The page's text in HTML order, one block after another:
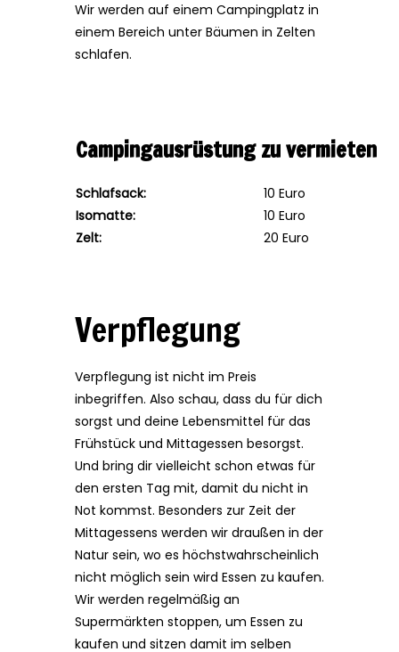
Wir werden auf einem Campingplatz in
einem Bereich unter Bäumen in Zelten
schlafen.
Campingausrüstung zu vermieten
Schlafsack:
10 Euro
Isomatte:
10 Euro
Zelt:
20 Euro
Verpflegung
Verpflegung ist nicht im Preis
inbegriffen. Also schau, dass du für dich
sorgst und deine Lebensmittel für das
Frühstück und Mittagessen besorgst.
Und bring dir vielleicht schon etwas für
den ersten Tag mit, damit du nicht in
Not kommst. Besonders zur Zeit der
Mittagessens werden wir draußen in der
Natur sein, wo es höchstwahrscheinlich
nicht möglich sein wird Essen zu kaufen.
Wir werden regelmäßig an
Supermärkten stoppen, um Essen zu
kaufen und sitzen damit im selben